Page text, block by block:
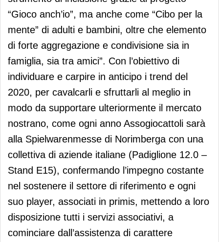
“Gioco anch’io”, ma anche come “Cibo per la
mente” di adulti e bambini, oltre che elemento
di forte aggregazione e condivisione sia in
famiglia, sia tra amici”. Con l’obiettivo di
individuare e carpire in anticipo i trend del
2020, per cavalcarli e sfruttarli al meglio in
modo da supportare ulteriormente il mercato
nostrano, come ogni anno Assogiocattoli sarà
alla Spielwarenmesse di Norimberga con una
collettiva di aziende italiane (Padiglione 12.0 –
Stand E15), confermando l’impegno costante
nel sostenere il settore di riferimento e ogni
suo player, associati in primis, mettendo a loro
disposizione tutti i servizi associativi, a
cominciare dall’assistenza di carattere